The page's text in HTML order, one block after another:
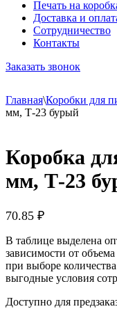
Печать на
Доставка и
Сотрудничество
Контакты
Заказать звонок
Главная\Коробки для
мм, Т-23 бурый
Коробка
мм, Т-23
70.85 ₽
В таблице выделена
зависимости от
при выборе
выгодные условия
Доступно для